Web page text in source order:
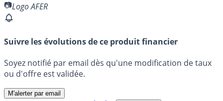
Logo AFER
Suivre les évolutions de ce produit financier
Soyez notifié par email dès qu'une modification de taux
ou d'offre est validée.
M'alerter par email